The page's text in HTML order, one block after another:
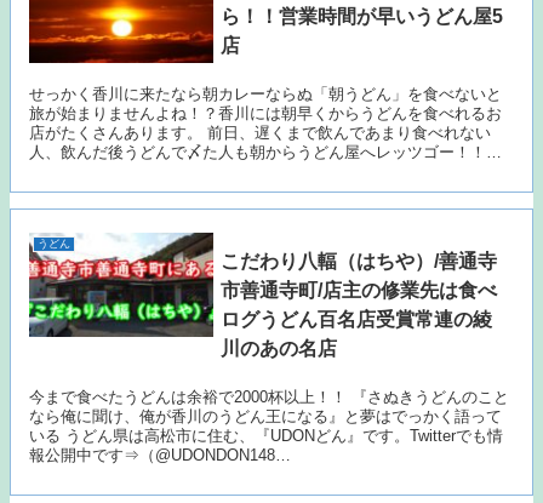
ら！！営業時間が早いうどん屋5
店
せっかく香川に来たなら朝カレーならぬ「朝うどん」を食べないと
旅が始まりませんよね！？香川には朝早くからうどんを食べれるお
店がたくさんあります。 前日、遅くまで飲んであまり食べれない
人、飲んだ後うどんで〆た人も朝からうどん屋へレッツゴー！！…
うどん
こだわり八輻（はちや）/善通寺
市善通寺町/店主の修業先は食べ
ログうどん百名店受賞常連の綾
川のあの名店
今まで食べたうどんは余裕で2000杯以上！！ 『さぬきうどんのこと
なら俺に聞け、俺が香川のうどん王になる』と夢はでっかく語って
いる うどん県は高松市に住む、『UDONどん』です。Twitterでも情
報公開中です⇒（@UDONDON148…